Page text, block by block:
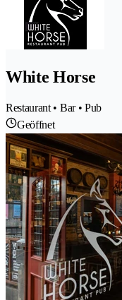
White Horse
Restaurant • Bar • Pub
Geöffnet